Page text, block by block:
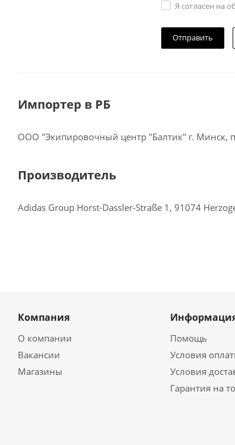
Я согласен на
Импортер в РБ
ООО "Экипировочный центр "Балтик" г. Минск,
Производитель
Adidas Group Horst-Dassler-Straße 1, 91074
Компания
О компании
Вакансии
Магазины
Помощь
Условия
Условия
Гарантия на